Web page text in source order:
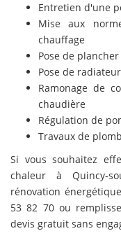
Entretien d'une
Mise aux
chauffage
Pose de
Pose de
Ramonage de
chaudière
Régulation de
Travaux de
Si vous souhaitez
chaleur à Quincy-
rénovation
53 82 70 ou
devis gratuit sans